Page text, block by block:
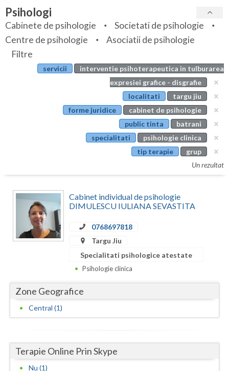
Bihor
Bistrita-Nasaud
Botosani
Constanta
Covasna
Dolj
Galati
Gorj
Harghita
Specialitati
Servicii
Articole
Evenimente
Psihologi
Cabinete de psihologie
Societati de psihologie
Centre de psihologie
Asociatii de psihologie
Filtre
servicii
interventie psihoterapeutica in tulburarea
expresiei grafice - disgrafie
localitati
targu jiu
forme juridice
cabinet de psihologie
public tinta
batrani
specialitati
psihologie clinica
tip terapie
grup
Un rezultat
Cabinet individual de psihologie
DIMULESCU IULIANA SEVASTITA
0768697818
Targu Jiu
Specialitati psihologice atestate
Psihologie clinica
Zone Geografice
Central (1)
Terapie Online Prin Skype
Nu (1)